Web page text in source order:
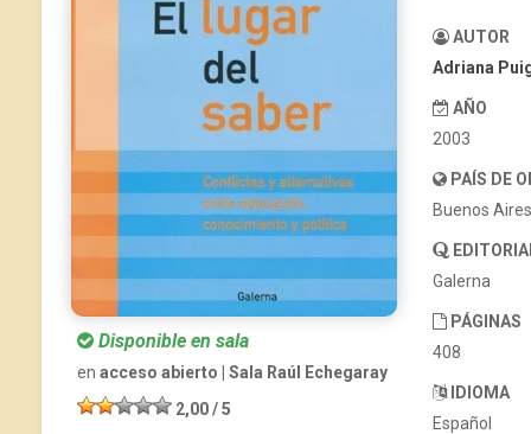
Disponible en sala
en acceso abierto | Sala Raúl Echegaray
2,00 / 5
AUTOR
Adriana
AÑO
2003
PAÍS DE
Buenos
Galerna
PÁGINAS
408
IDIOMA
Español